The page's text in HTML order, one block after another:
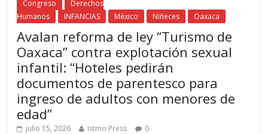
Congreso
Derechos
Humanos
INFANCIAS México Niñeces Oaxaca
Avalan reforma de ley “Turismo de
Oaxaca” contra explotación sexual
infantil: “Hoteles pedirán
documentos de parentesco para
ingreso de adultos con menores de
edad”
julio 15, 2026 Istmo Press 0